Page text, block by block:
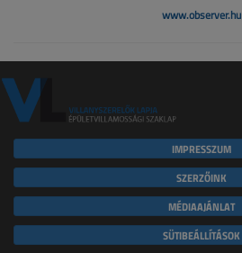
www.observer.hu
IMPRESSZUM
SZERZŐINK
MÉDIAAJÁNLAT
SÜTIBEÁLLÍTÁSOK